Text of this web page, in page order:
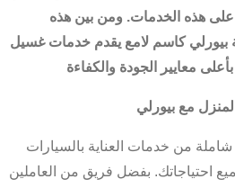
على هذه الخدمات. ومن بين هذه
بيورلي كاسم لامع يقدم خدمات غسيل
معايير الجودة والكفاءة
مع بيورلي
من خدمات العناية بالسيارات
احتياجاتك. بفضل فريق من العاملين